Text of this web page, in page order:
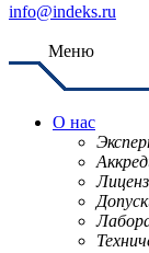
info@indeks.ru
Меню
О нас